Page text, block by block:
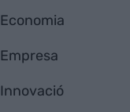
Economia
Empresa
Innovació